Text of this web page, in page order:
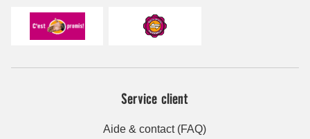
Service client
Aide & contact (FAQ)